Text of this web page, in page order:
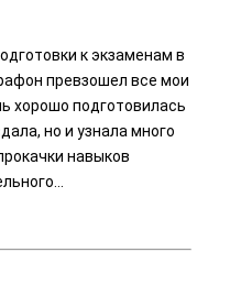
к экзаменам в
превзошел все мои
хорошо подготовилась
но и узнала много
навыков